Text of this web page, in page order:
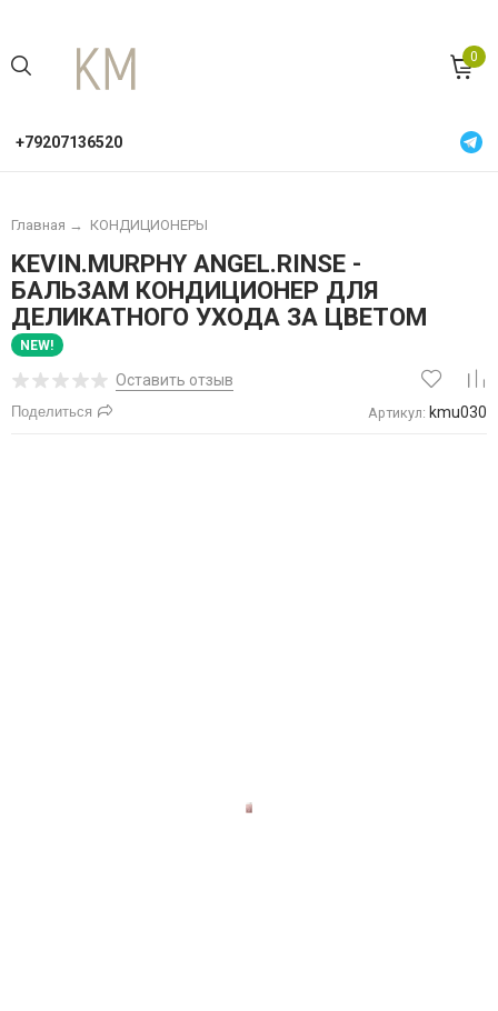
0
+79207136520
Главная → КОНДИЦИОНЕРЫ
KEVIN.MURPHY ANGEL.RINSE -
БАЛЬЗАМ КОНДИЦИОНЕР ДЛЯ
ДЕЛИКАТНОГО УХОДА ЗА ЦВЕТОМ
NEW!
Оставить отзыв
Поделиться Артикул: kmu030